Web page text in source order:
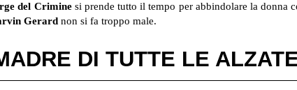
del Criminesi prende tutto il tempo per abbindolare la donna
Gerard non si fa troppo male.
DI TUTTE LE